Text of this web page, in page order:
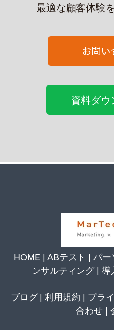
最適な顧客体験
資料ダウ
HOME ABテスト パー
ンサルティング| 導
ブログ| 利用規約 プラ
合わせ|